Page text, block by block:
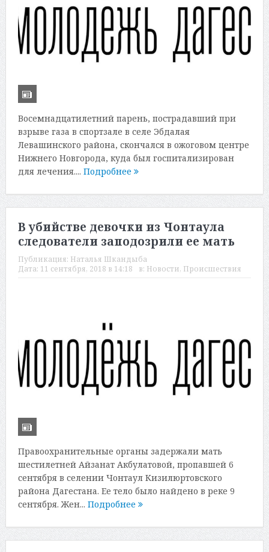
Восемнадцатилетний парень, пострадавший при
взрыве газа в спортзале в селе Эбдалая
Левашинского района, скончался в ожоговом центре
Нижнего Новгорода, куда был госпитализирован
для лечения.... Подробнее
В убийстве девочки из Чонтаула
следователи заподозрили ее мать
Публикация: Наталья Шкандыба
Дата: 11 сентября, 2018 в 14:18 в: Новости, Происшествия
Правоохранительные органы задержали мать
шестилетней Айзанат Акбулатовой, пропавшей 6
сентября в селении Чонтаул Кизилюртовского
района Дагестана. Ее тело было найдено в реке 9
сентября. Жен... Подробнее